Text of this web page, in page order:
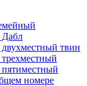
Дабл
твин
номере